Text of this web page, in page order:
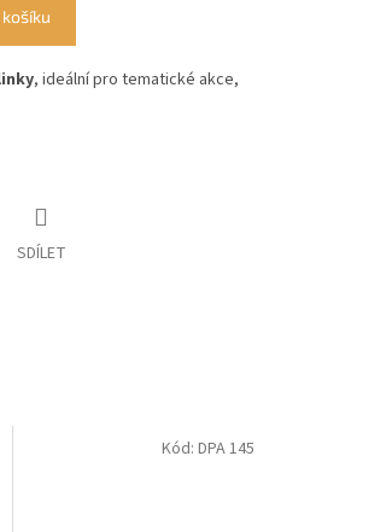
, ideální pro tematické akce,
SDÍLET
Kód: DPA 145